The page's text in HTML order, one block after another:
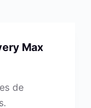
Max
de